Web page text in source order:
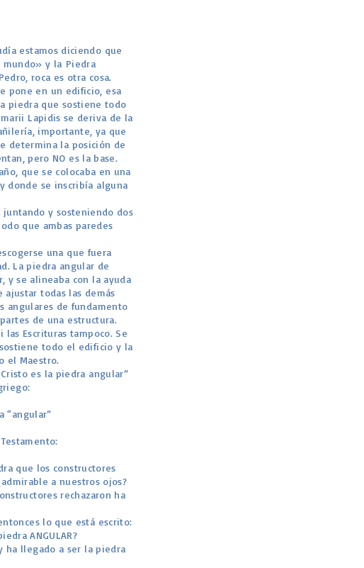
estamos diciendo que
mundo» y la Piedra
roca es otra cosa.
pone en un edificio, esa
piedra que sostiene todo
Lapidis se deriva de la
importante, ya que
determina la posición de
pero NO es la base.
que se colocaba en una
donde se inscribía alguna
juntando y sosteniendo dos
que ambas paredes
una que fuera
La piedra angular de
y se alineaba con la ayuda
todas las demás
angulares de fundamento
de una estructura.
Escrituras tampoco. Se
todo el edificio y la
el Maestro.
es la piedra angular”
“angular”
que los constructores
a nuestros ojos?
rechazaron ha
lo que está escrito:
ANGULAR?
ha llegado a ser la piedra